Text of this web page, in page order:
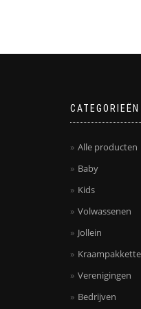
CATEGORIEËN
Alle producten
Baby
Kids
Volwassenen
Jollein
Verenigingen
Bedrijven